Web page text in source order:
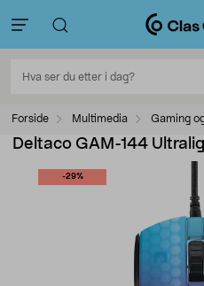
Forside Multimedia Gaming
Deltaco GAM-144
-29%